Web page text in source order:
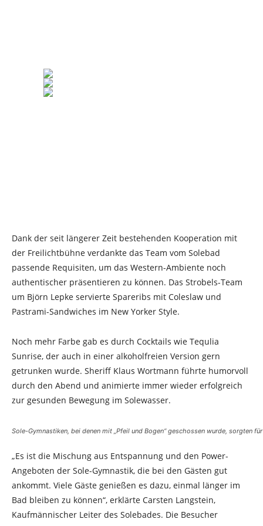
Dank der seit längerer Zeit bestehenden Kooperation mit
der Freilichtbühne verdankte das Team vom Solebad
passende Requisiten, um das Western-Ambiente noch
authentischer präsentieren zu können. Das Strobels-Team
um Björn Lepke servierte Spareribs mit Coleslaw und
Pastrami-Sandwiches im New Yorker Style.
Noch mehr Farbe gab es durch Cocktails wie Tequlia
Sunrise, der auch in einer alkoholfreien Version gern
getrunken wurde. Sheriff Klaus Wortmann führte humorvoll
durch den Abend und animierte immer wieder erfolgreich
zur gesunden Bewegung im Solewasser.
Sole-Gymnastiken, bei denen mit „Pfeil und Bogen“ geschossen wurde, sorgten
„Es ist die Mischung aus Entspannung und den Power-
Angeboten der Sole-Gymnastik, die bei den Gästen gut
ankommt. Viele Gäste genießen es dazu, einmal länger im
Bad bleiben zu können“, erklärte Carsten Langstein,
Kaufmännischer Leiter des Solebades. Die Besucher